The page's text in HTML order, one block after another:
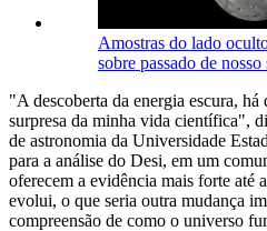
Amostras do lado
sobre passado de nosso
"A descoberta da energia escura,
surpresa da minha vida científica",
de astronomia da Universidade
para a análise do Desi, em um
oferecem a evidência mais forte até
evolui, o que seria outra mudança
compreensão de como o universo